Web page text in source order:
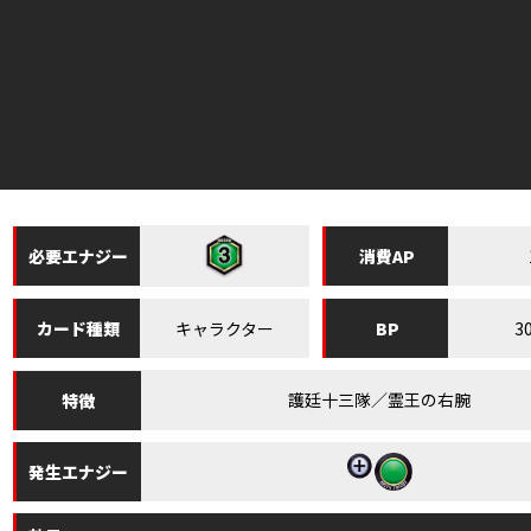
必要エナジー 消費AP
カード種類 キャラクター BP
特徴 護廷十三隊／霊王の右腕
発生エナジー